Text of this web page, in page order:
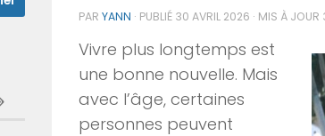
PAR YANN · PUBLIÉ 30 AVRIL 2026 · MIS À JOUR
Vivre plus longtemps est
une bonne nouvelle. Mais
avec l’âge, certaines
personnes peuvent